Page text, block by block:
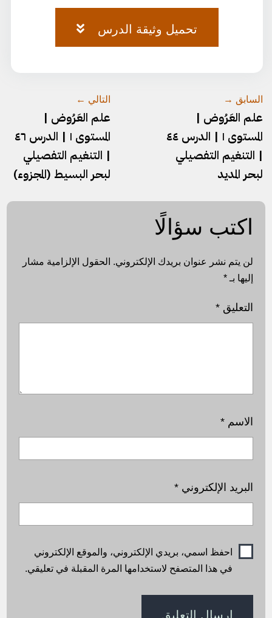
تحميل وثيقة الدرس
السابق →
علم العَرُوض |
المستوى ١ | الدرس ٤٤
| التنغيم التفصيلي
لبحر المديد
التالي ←
علم العَرُوض |
المستوى ١ | الدرس ٤٦
| التنغيم التفصيلي
لبحر البسيط (المجزوء)
اكتب سؤالًا
لن يتم نشر عنوان بريدك الإلكتروني. الحقول الإلزامية مشار
إليها بـ*
التعليق*
الاسم*
البريد الإلكتروني*
احفظ اسمي، بريدي الإلكتروني، والموقع الإلكتروني
في هذا المتصفح لاستخدامها المرة المقبلة في تعليقي.